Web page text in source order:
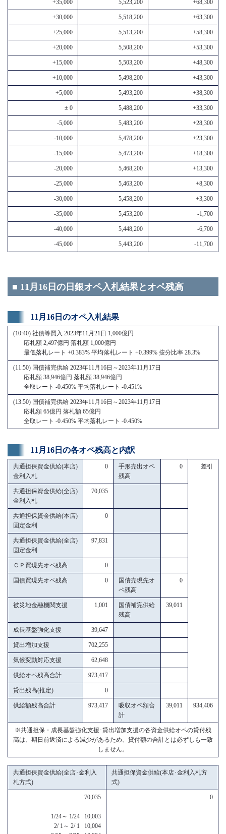
+35,000 5,523,200 +68,300
+30,000 5,518,200 +63,300
+25,000 5,513,200 +58,300
+20,000 5,508,200 +53,300
+15,000 5,503,200 +48,300
+10,000 5,498,200 +43,300
+5,000 5,493,200 +38,300
± 0 5,488,200 +33,300
-5,000 5,483,200 +28,300
-10,000 5,478,200 +23,300
-15,000 5,473,200 +18,300
-20,000 5,468,200 +13,300
-25,000 5,463,200 +8,300
-30,000 5,458,200 +3,300
-35,000 5,453,200 -1,700
-40,000 5,448,200 -6,700
-45,000 5,443,200 -11,700
■ 11月16日の日銀オペ入札結果とオペ残高
11月16日のオペ入札結果
(10:40) 社債等買入 2023年11月21日 1,000億円
応札額 2,497億円 落札額 1,000億円
最低落札レート +0.383% 平均落札レート +0.399% 按分比率 28.3%
(11:50) 国債補完供給 2023年11月16日～2023年11月17日
応札額 38,946億円 落札額 38,946億円
全取レート -0.450% 平均落札レート -0.451%
(13:50) 国債補完供給 2023年11月16日～2023年11月17日
応札額 65億円 落札額 65億円
全取レート -0.450% 平均落札レート -0.450%
11月16日の各オペ残高と内訳
共通担保資金供給(本店)
金利入札
0
手形売出オペ
残高
0 差引
共通担保資金供給(全店)
金利入札
70,035
共通担保資金供給(本店)
固定金利
0
共通担保資金供給(全店)
固定金利
97,831
ＣＰ買現先オペ残高 0
国債買現先オペ残高 0
国債売現先オ
ペ残高
0
被災地金融機関支援 1,001
国債補完供給
残高
39,011
成長基盤強化支援 39,647
貸出増加支援 702,255
気候変動対応支援 62,648
供給オペ残高合計 973,417
貸出残高(推定) 0
供給額残高合計 973,417
吸収オペ額合
計
39,011 934,406
※共通担保・成長基盤強化支援･貸出増加支援の各資金供給オペの貸付残
高は、期日前返済による減少があるため、貸付額の合計とは必ずしも一致
しません。
共通担保資金供給(全店･金利入
札方式)
共通担保資金供給(本店･金利入札方
式)
70,035
1/24～ 1/24 10,003
2/ 1～ 2/ 1 10,004
0